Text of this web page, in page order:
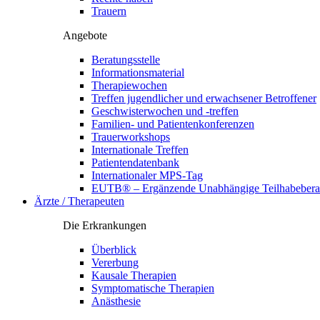
Trauern
Angebote
Beratungsstelle
Informationsmaterial
Therapiewochen
Treffen jugendlicher und erwachsener Betroffener
Geschwisterwochen und -treffen
Familien- und Patientenkonferenzen
Trauerworkshops
Internationale Treffen
Patientendatenbank
Internationaler MPS-Tag
EUTB® – Ergänzende Unabhängige
Ärzte / Therapeuten
Die Erkrankungen
Überblick
Vererbung
Kausale Therapien
Symptomatische Therapien
Anästhesie